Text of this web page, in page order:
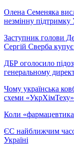
Олена Семеняка
незмінну підтримку
Заступник голови
Сергій Сверба
ДБР оголосило
генеральному
Чому українська
схеми
Коли
ЄС найближчим
Україні